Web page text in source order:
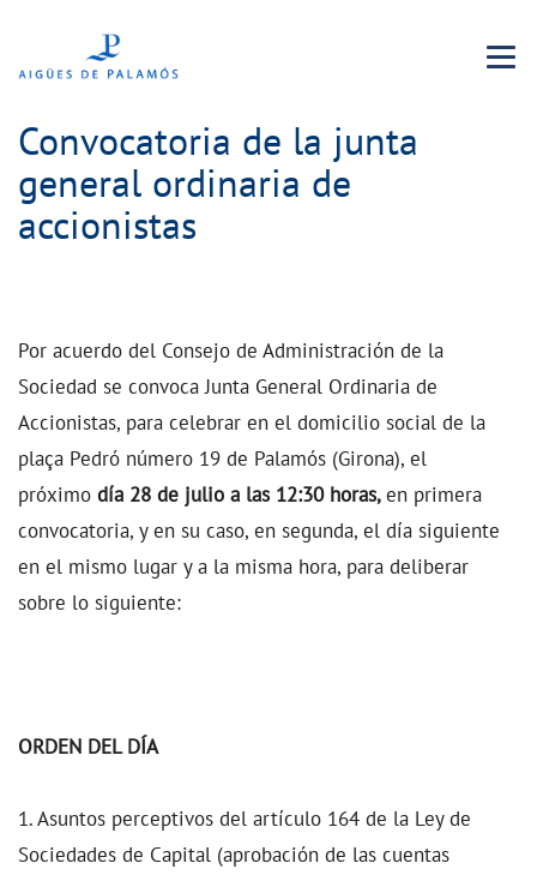
Menu
Convocatoria de la junta
general ordinaria de
accionistas
Por acuerdo del Consejo de Administración de la
Sociedad se convoca Junta General Ordinaria de
Accionistas, para celebrar en el domicilio social de la
plaça Pedró número 19 de Palamós (Girona), el
próximo día 28 de julio a las 12:30 horas,en primera
convocatoria, y en su caso, en segunda, el día siguiente
en el mismo lugar y a la misma hora, para deliberar
sobre lo siguiente:
ORDEN DEL DÍA
1. Asuntos perceptivos del artículo 164 de la Ley de
Sociedades de Capital (aprobación de las cuentas